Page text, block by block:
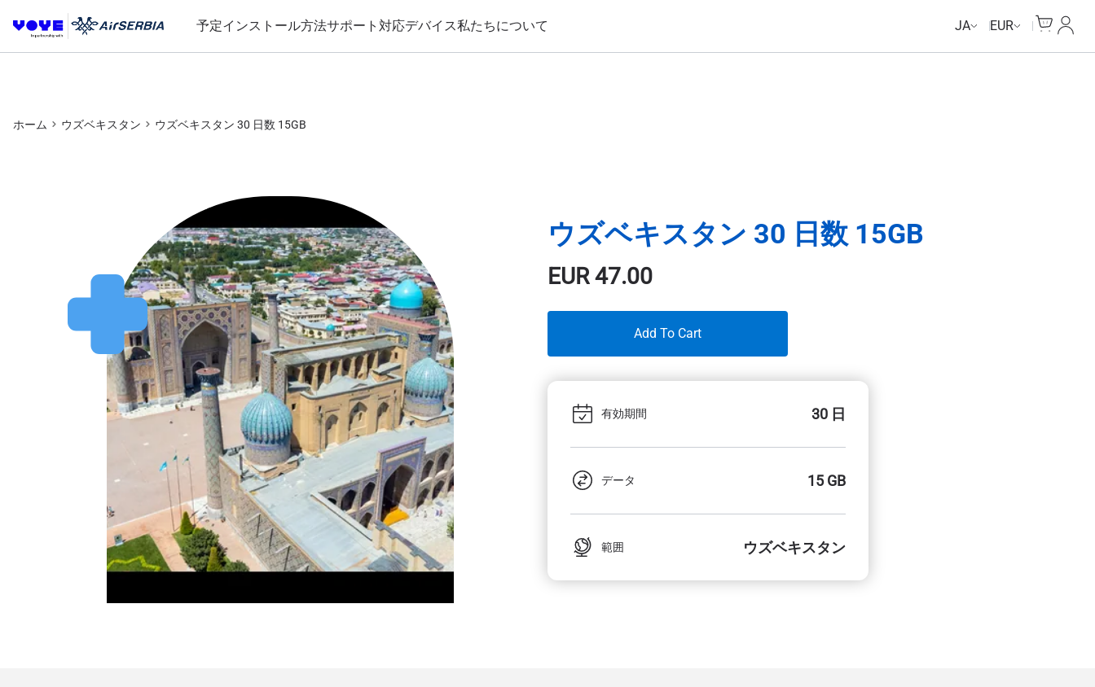
予定インストール方法サポート 対応デバイス私たちについて JA EUR
マイ
ホーム ウズベキスタン ウズベキスタン 30 日数 15GB
ウズベキスタン 30 日数 15GB
EUR47.00
Add To Cart
有効期間 30 日
データ 15 GB
範囲 ウズベキスタン